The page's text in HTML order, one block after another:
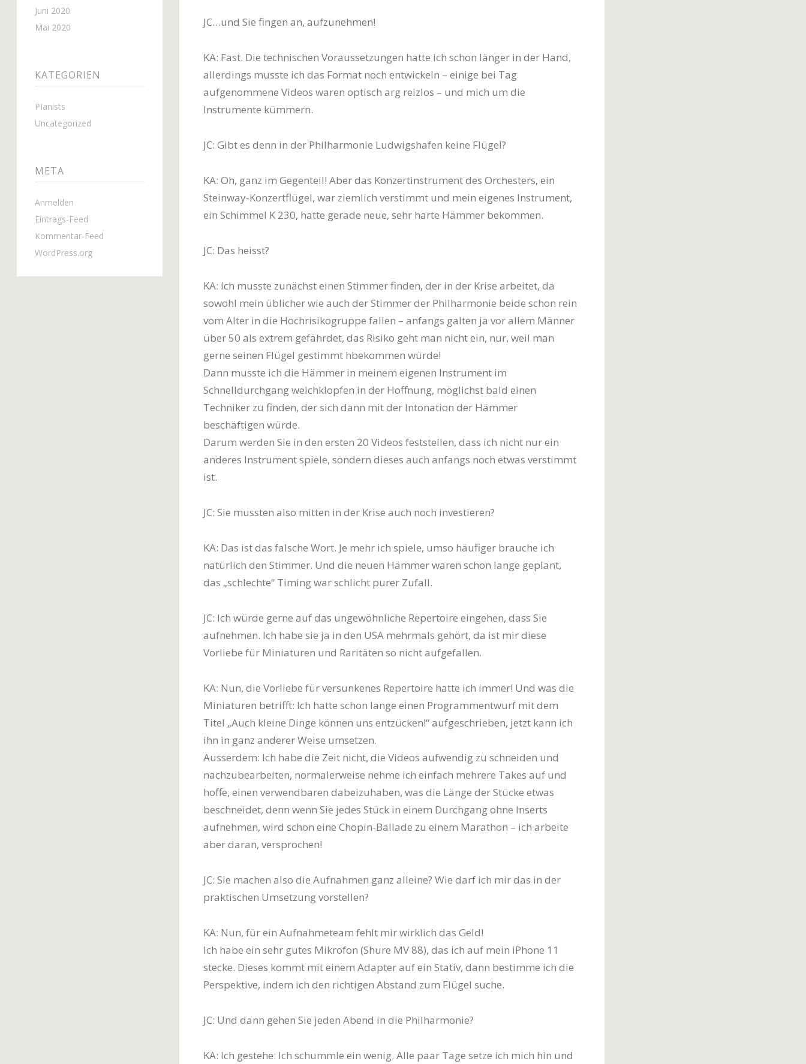
Juni 2020
Mai 2020
KATEGORIEN
PIanists
Uncategorized
META
Anmelden
Eintrags-Feed
Kommentar-Feed
WordPress.org
JC…und Sie fingen an, aufzunehmen!
KA: Fast. Die technischen Voraussetzungen hatte ich schon länger in der Hand,
allerdings musste ich das Format noch entwickeln – einige bei Tag
aufgenommene Videos waren optisch arg reizlos – und mich um die
Instrumente kümmern.
JC: Gibt es denn in der Philharmonie Ludwigshafen keine Flügel?
KA: Oh, ganz im Gegenteil! Aber das Konzertinstrument des Orchesters, ein
Steinway-Konzertflügel, war ziemlich verstimmt und mein eigenes Instrument,
ein Schimmel K 230, hatte gerade neue, sehr harte Hämmer bekommen.
JC: Das heisst?
KA: Ich musste zunächst einen Stimmer finden, der in der Krise arbeitet, da
sowohl mein üblicher wie auch der Stimmer der Philharmonie beide schon rein
vom Alter in die Hochrisikogruppe fallen – anfangs galten ja vor allem Männer
über 50 als extrem gefährdet, das Risiko geht man nicht ein, nur, weil man
gerne seinen Flügel gestimmt hbekommen würde!
Dann musste ich die Hämmer in meinem eigenen Instrument im
Schnelldurchgang weichklopfen in der Hoffnung, möglichst bald einen
Techniker zu finden, der sich dann mit der Intonation der Hämmer
beschäftigen würde.
Darum werden Sie in den ersten 20 Videos feststellen, dass ich nicht nur ein
anderes Instrument spiele, sondern dieses auch anfangs noch etwas verstimmt
ist.
JC: Sie mussten also mitten in der Krise auch noch investieren?
KA: Das ist das falsche Wort. Je mehr ich spiele, umso häufiger brauche ich
natürlich den Stimmer. Und die neuen Hämmer waren schon lange geplant,
das „schlechte“ Timing war schlicht purer Zufall.
JC: Ich würde gerne auf das ungewöhnliche Repertoire eingehen, dass Sie
aufnehmen. Ich habe sie ja in den USA mehrmals gehört, da ist mir diese
Vorliebe für Miniaturen und Raritäten so nicht aufgefallen.
KA: Nun, die Vorliebe für versunkenes Repertoire hatte ich immer! Und was die
Miniaturen betrifft: Ich hatte schon lange einen Programmentwurf mit dem
Titel „Auch kleine Dinge können uns entzücken!“ aufgeschrieben, jetzt kann ich
ihn in ganz anderer Weise umsetzen.
Ausserdem: Ich habe die Zeit nicht, die Videos aufwendig zu schneiden und
nachzubearbeiten, normalerweise nehme ich einfach mehrere Takes auf und
hoffe, einen verwendbaren dabeizuhaben, was die Länge der Stücke etwas
beschneidet, denn wenn Sie jedes Stück in einem Durchgang ohne Inserts
aufnehmen, wird schon eine Chopin-Ballade zu einem Marathon – ich arbeite
aber daran, versprochen!
JC: Sie machen also die Aufnahmen ganz alleine? Wie darf ich mir das in der
praktischen Umsetzung vorstellen?
KA: Nun, für ein Aufnahmeteam fehlt mir wirklich das Geld!
Ich habe ein sehr gutes Mikrofon (Shure MV 88), das ich auf mein iPhone 11
stecke. Dieses kommt mit einem Adapter auf ein Stativ, dann bestimme ich die
Perspektive, indem ich den richtigen Abstand zum Flügel suche.
JC: Und dann gehen Sie jeden Abend in die Philharmonie?
KA: Ich gestehe: Ich schummle ein wenig. Alle paar Tage setze ich mich hin und